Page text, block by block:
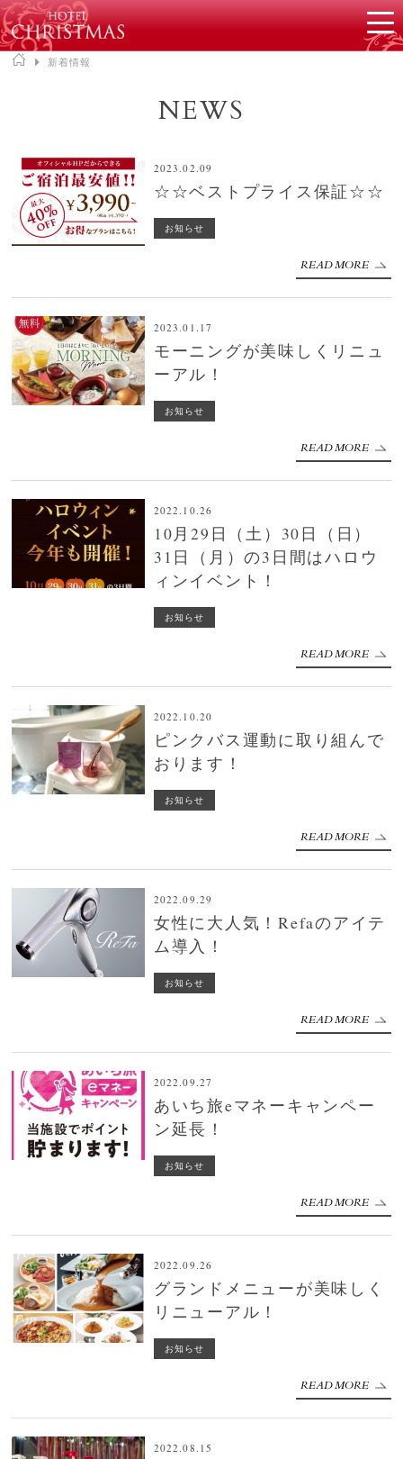
▶ 新着情報
NEWS
2023.02.09
☆☆ベストプライス保証☆☆
お知らせ
READ MORE
2023.01.17
モーニングが美味しくリニュ
ーアル！
お知らせ
READ MORE
2022.10.26
10月29日（土）30日（日）
31日（月）の3日間はハロウ
ィンイベント！
お知らせ
READ MORE
2022.10.20
ピンクバス運動に取り組んで
おります！
お知らせ
READ MORE
2022.09.29
女性に大人気！Refaのアイテ
ム導入！
お知らせ
READ MORE
2022.09.27
あいち旅eマネーキャンペー
ン延長！
お知らせ
READ MORE
2022.09.26
グランドメニューが美味しく
リニューアル！
お知らせ
READ MORE
2022.08.15